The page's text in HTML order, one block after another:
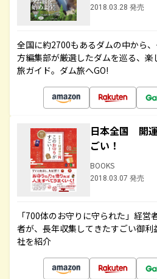
2018.03.28 発売
全国に約2700もあるダムの中から
方編集部が厳選したダムを巡る、
旅ガイド。ダム旅へGO!
日本全国 開
ごい！
BOOKS
2018.03.07 発売
「700体のお守りに守られた」経
者が、長年収集してきたすごい御
社を紹介